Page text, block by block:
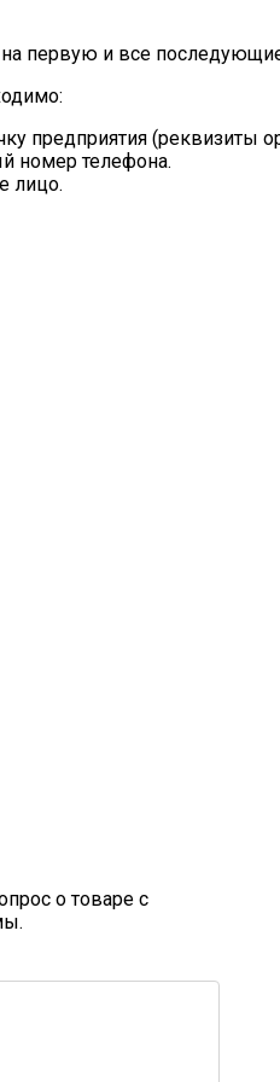
первую и все
предприятия
номер телефона.
лицо.
о товаре с